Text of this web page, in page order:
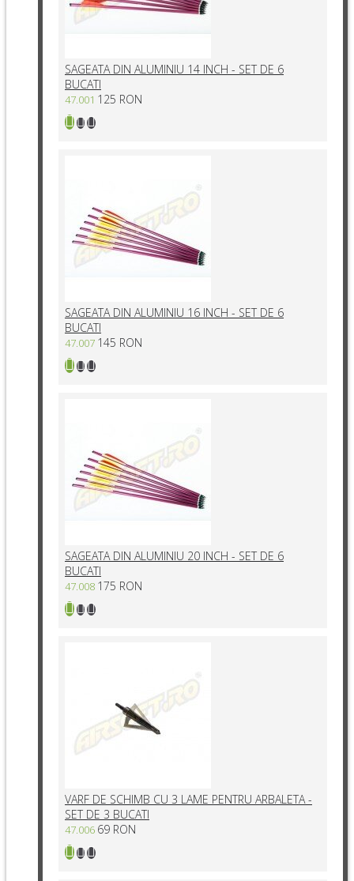
SAGEATA DIN ALUMINIU 14 INCH - SET DE 6
BUCATI
47.001 125 RON
SAGEATA DIN ALUMINIU 16 INCH - SET DE 6
BUCATI
47.007 145 RON
SAGEATA DIN ALUMINIU 20 INCH - SET DE 6
BUCATI
47.008 175 RON
VARF DE SCHIMB CU 3 LAME PENTRU ARBALETA -
SET DE 3 BUCATI
47.006 69 RON